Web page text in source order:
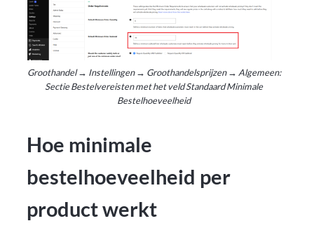
Groothandel → Instellingen → Groothandelsprijzen → Algemeen:
Sectie Bestelvereisten met het veld Standaard Minimale
Bestelhoeveelheid
Hoe minimale
bestelhoeveelheid per
product werkt